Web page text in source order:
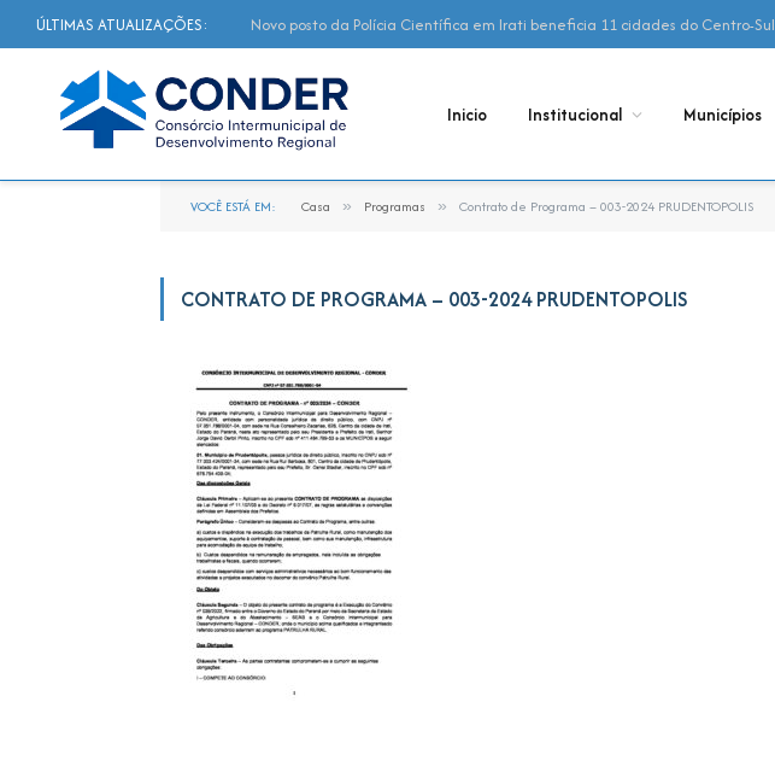
ÚLTIMAS ATUALIZAÇÕES: Novo posto da Polícia Científica em Irati beneficia 11 cidades do Centro-Sul
Inicio Institucional Municípios
VOCÊ ESTÁ EM: Casa » Programas » Contrato de Programa – 003-2024 PRUDENTOPOLIS
CONTRATO DE PROGRAMA – 003-2024 PRUDENTOPOLIS